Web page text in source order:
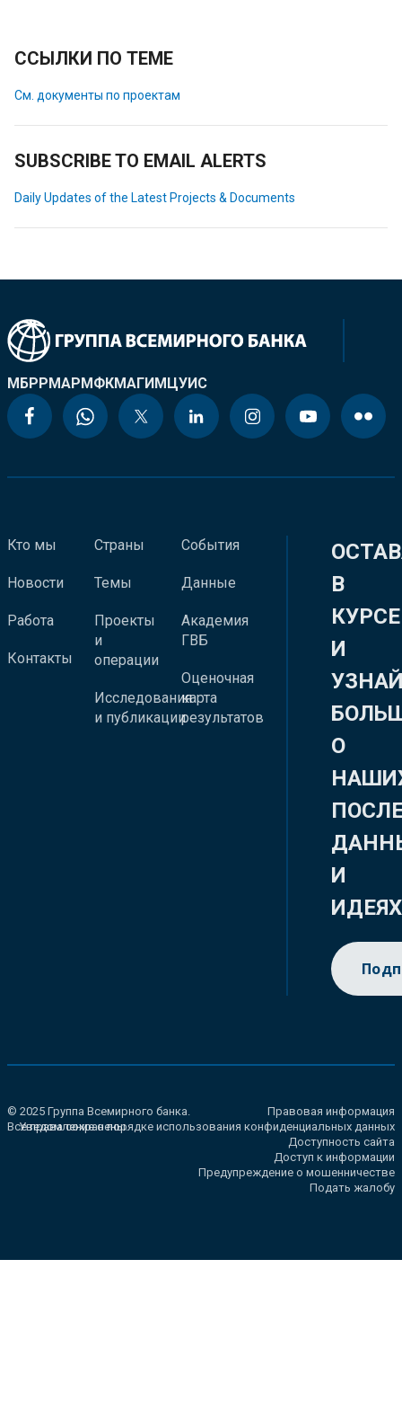
ССЫЛКИ ПО ТЕМЕ
См. документы по проектам
SUBSCRIBE TO EMAIL ALERTS
Daily Updates of the Latest Projects & Documents
МБРРМАРМФКМАГИМЦУИС
Кто мы
Новости
Работа
Контакты
Страны
Темы
Проекты
и
операции
Исследования
и публикации
События
Данные
Академия
ГВБ
Оценочная
карта
результатов
В
КУРСЕ
И
О
И
ИДЕЯХ
© 2025 Группа Всемирного банка.
Все права сохранены.
Правовая информация
Уведомление о порядке использования конфиденциальных данных
Доступность сайта
Доступ к информации
Предупреждение о мошенничестве
Подать жалобу